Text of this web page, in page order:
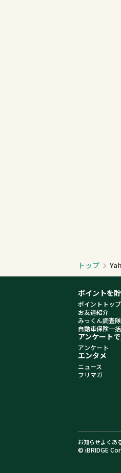
トップ
ポイントを
ポイントトップ
お友達紹介
みっくん調査隊
自動車保険一
アンケート
アンケート
エンタメ
ニュース
フリマガ
お知らせよくあ
© iBRIDGE